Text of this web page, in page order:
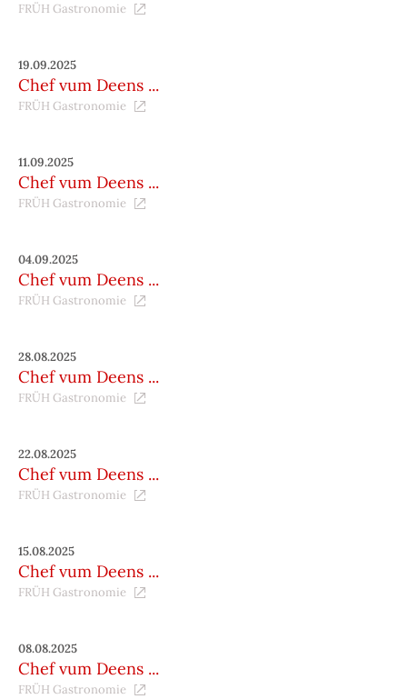
FRÜH Gastronomie
19.09.2025
Chef vum Deens ...
FRÜH Gastronomie
11.09.2025
Chef vum Deens ...
FRÜH Gastronomie
04.09.2025
Chef vum Deens ...
FRÜH Gastronomie
28.08.2025
Chef vum Deens ...
FRÜH Gastronomie
22.08.2025
Chef vum Deens ...
FRÜH Gastronomie
15.08.2025
Chef vum Deens ...
FRÜH Gastronomie
08.08.2025
Chef vum Deens ...
FRÜH Gastronomie